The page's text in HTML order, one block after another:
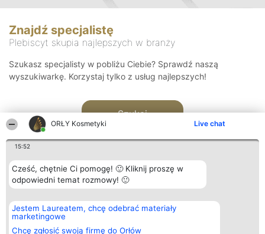
ORŁY Kosmetyki Live chat
15:52
Cześć, chętnie Ci pomogę! 🙂 Kliknij proszę w
odpowiedni temat rozmowy! 🙂
Jestem Laureatem, chcę odebrać materiały
marketingowe
Chcę zgłosić swoją firmę do Orłów
Znajdź specjalistę
Plebiscyt skupia najlepszych w branży
Szukasz specjalisty w pobliżu Ciebie? Sprawdź naszą
wyszukiwarkę. Korzystaj tylko z usług najlepszych!
Szukaj
Organizator plebiscytu
Bright Side Solutions sp. z o.
o. sp. k.
ul. Ruska 22
Plebiscyt
Laureaci
wszystkich
Blog
Articles
Kontakt